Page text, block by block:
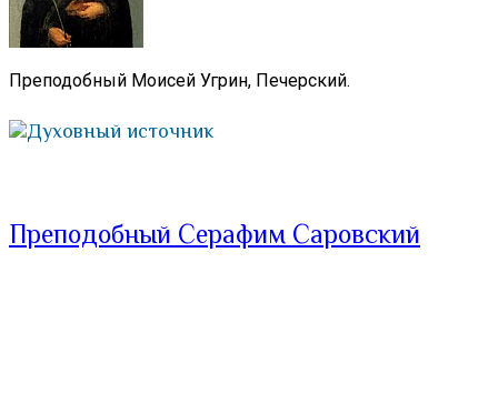
Преподобный Моисей Угрин, Печерский.
Духовный источник
Преподобный Серафим Саровский